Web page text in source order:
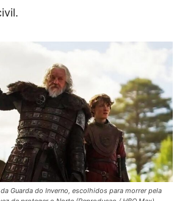
Guarda do Inverno, escolhidos para morrer pela